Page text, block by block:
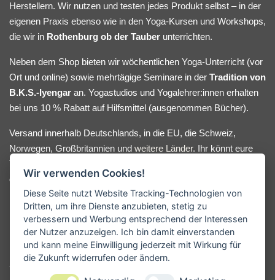
Herstellern. Wir nutzen und testen jedes Produkt selbst – in der
eigenen Praxis ebenso wie in den Yoga-Kursen und Workshops,
die wir in Rothenburg ob der Tauber unterrichten.
Neben dem Shop bieten wir wöchentlichen Yoga-Unterricht (vor
Ort und online) sowie mehrtägige Seminare in der Tradition von
B.K.S.-Iyengar an. Yogastudios und Yogalehrer:innen erhalten
bei uns 10 % Rabatt auf Hilfsmittel (ausgenommen Bücher).
Versand innerhalb Deutschlands, in die EU, die Schweiz,
Norwegen, Großbritannien und weitere Länder. Ihr könnt eure
Yoga-Hilfsmittel bequem online bestellen oder nach Absprache
direkt bei uns im Lager abholen. Bei Fragen oder
Beratungswunsch meldet euch gerne.
KONTAKT
Yogamanufaktur - Andreas Kunze
Wir verwenden Cookies!
Diese Seite nutzt Website Tracking-Technologien von
Dritten, um ihre Dienste anzubieten, stetig zu
verbessern und Werbung entsprechend der Interessen
der Nutzer anzuzeigen. Ich bin damit einverstanden
und kann meine Einwilligung jederzeit mit Wirkung für
die Zukunft widerrufen oder ändern.